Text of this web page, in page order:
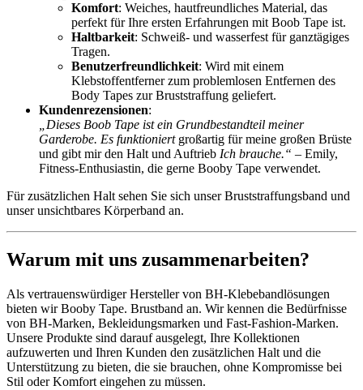
Komfort: Weiches, hautfreundliches Material, das
perfekt für Ihre ersten Erfahrungen mit Boob Tape ist.
Haltbarkeit: Schweiß- und wasserfest für ganztägiges
Tragen.
Benutzerfreundlichkeit: Wird mit einem
Klebstoffentferner zum problemlosen Entfernen des
Body Tapes zur Bruststraffung geliefert.
Kundenrezensionen:
„Dieses Boob Tape ist ein Grundbestandteil meiner
Garderobe. Es funktioniertgroßartig für meine großen Brüste
und gibt mir den Halt und Auftrieb Ich brauche.“ – Emily,
Fitness-Enthusiastin, die gerne Booby Tape verwendet.
Für zusätzlichen Halt sehen Sie sich unser Bruststraffungsband und
unser unsichtbares Körperband an.
Warum mit uns zusammenarbeiten?
Als vertrauenswürdiger Hersteller von BH-Klebebandlösungen
bieten wir Booby Tape. Brustband an. Wir kennen die Bedürfnisse
von BH-Marken, Bekleidungsmarken und Fast-Fashion-Marken.
Unsere Produkte sind darauf ausgelegt, Ihre Kollektionen
aufzuwerten und Ihren Kunden den zusätzlichen Halt und die
Unterstützung zu bieten, die sie brauchen, ohne Kompromisse bei
Stil oder Komfort eingehen zu müssen.